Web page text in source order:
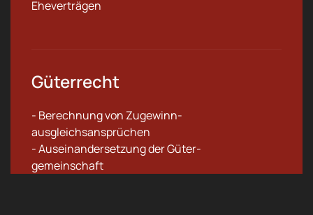
Eheverträgen
Güterrecht
- Berechnung von Zugewinn-
ausgleichsansprüchen
- Auseinandersetzung der Güter-
gemeinschaft